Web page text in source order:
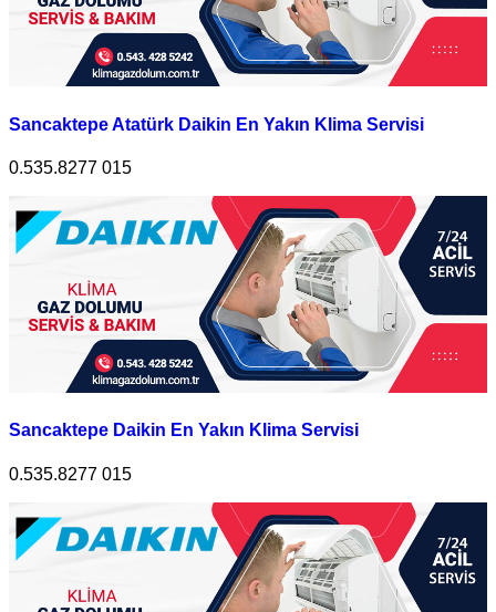
Sancaktepe Atatürk Daikin En Yakın Klima Servisi
0.535.8277 015
Sancaktepe Daikin En Yakın Klima Servisi
0.535.8277 015